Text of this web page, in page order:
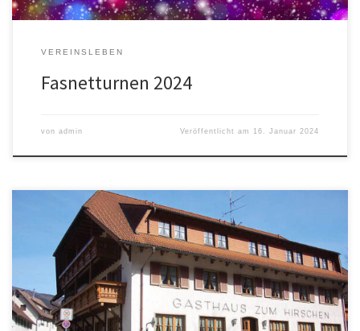
VEREINSLEBEN
Fasnetturnen 2024
von admin Veröffentlicht am 16. Januar 2024
Herzliche Einladung des Turn- und Leichtathletik-Vereins
Simonswald zur Jahreshauptversammlung unseres Vereins. Wir
treffen uns am Dienstag, 21. November 2023 von 19:30 – 22:00 Uhr
im Gasthaus Hirschen (Talstr. 11, Simonswald). Protokoll der
Jahreshauptversammlung 2023 1. Begrüßung und Bericht
Vereinsjahr, Sport durch Natalie Anhorn: Das Fortbestehen des